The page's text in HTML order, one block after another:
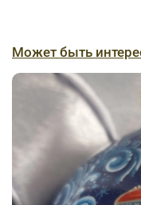
Может быть